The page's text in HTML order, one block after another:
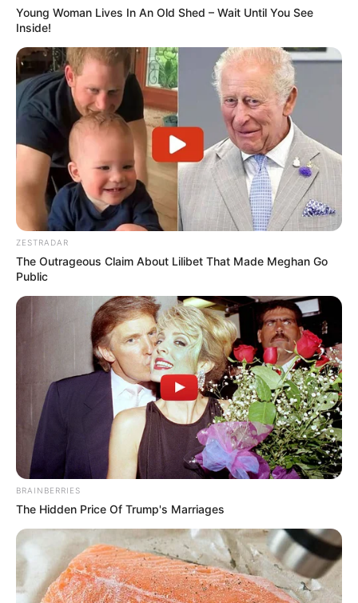
Young Woman Lives In An Old Shed – Wait Until You See
Inside!
ZESTRADAR
The Outrageous Claim About Lilibet That Made Meghan Go
Public
BRAINBERRIES
The Hidden Price Of Trump's Marriages